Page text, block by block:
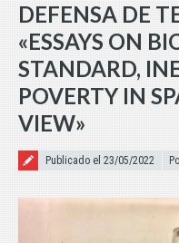
DEFENSA DE
«ESSAYS ON
STANDARD,
POVERTY IN
VIEW»
Publicado el
Publicado el 23/05/2022